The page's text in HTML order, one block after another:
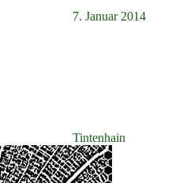
7. Januar 2014
Tintenhain